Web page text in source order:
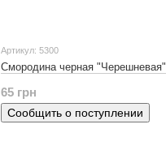
Артикул: 5300
Смородина черная "Черешневая"
65 грн
Сообщить о поступлении